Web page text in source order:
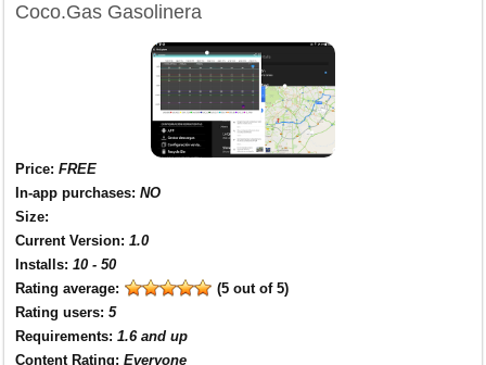
Coco.Gas Gasolinera
Price:FREE
In-app purchases:NO
Size:
Current Version:1.0
Installs:10 - 50
Rating average:
(5 out of 5)
Rating users:5
Requirements:1.6 and up
Content Rating:Everyone